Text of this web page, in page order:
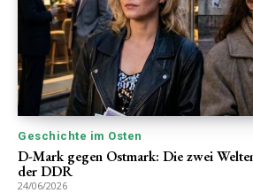
Geschichte im Osten
D-Mark gegen Ostmark: Die zwei
der DDR
24/06/2026